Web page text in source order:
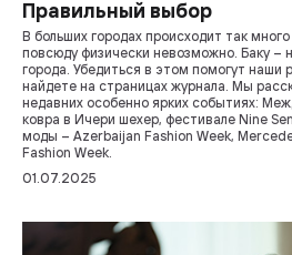
Правильный выбор
В больших городах происходит так
повсюду физически невозможно. Баку –
города. Убедиться в этом помогут наши
найдете на страницах журнала. Мы
недавних особенно ярких событиях:
ковра в Ичери шехер, фестивале Nine
моды – Azerbaijan Fashion Week,
Fashion Week.
01.07.2025